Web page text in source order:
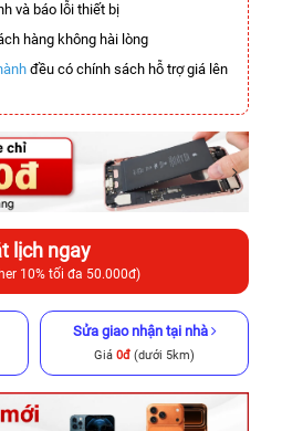
và báo lỗi thiết bị
hàng không hài lòng
đều có chính sách hỗ trợ giá lên
lịch ngay
10% tối đa 50.000đ)
Sửa giao nhận tại nhà
Giá 0đ (dưới 5km)